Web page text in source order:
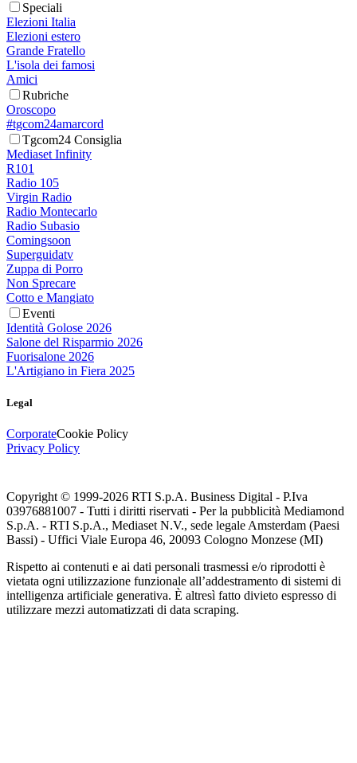
Speciali
Elezioni Italia
Elezioni estero
Grande Fratello
L'isola dei famosi
Amici
Rubriche
Oroscopo
#tgcom24amarcord
Tgcom24 Consiglia
Mediaset Infinity
R101
Radio 105
Virgin Radio
Radio Montecarlo
Radio Subasio
Comingsoon
Superguidatv
Zuppa di Porro
Non Sprecare
Cotto e Mangiato
Eventi
Identità Golose 2026
Salone del Risparmio 2026
Fuorisalone 2026
L'Artigiano in Fiera 2025
Legal
CorporateCookie Policy
Privacy Policy
Copyright © 1999-2026 RTI S.p.A. Business Digital - P.Iva
03976881007 - Tutti i diritti riservati - Per la pubblicità Mediamond
S.p.A. - RTI S.p.A., Mediaset N.V., sede legale Amsterdam (Paesi
Bassi) - Uffici Viale Europa 46, 20093 Cologno Monzese (MI)
Rispetto ai contenuti e ai dati personali trasmessi e/o riprodotti è
vietata ogni utilizzazione funzionale all’addestramento di sistemi di
intelligenza artificiale generativa. È altresì fatto divieto espresso di
utilizzare mezzi automatizzati di data scraping.